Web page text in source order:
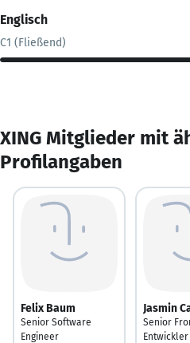
Englisch
C1 (Fließend)
XING Mitglieder mit
Profilangaben
Felix Baum
Senior Software
Engineer
Jasmin
Senior
Entwickler